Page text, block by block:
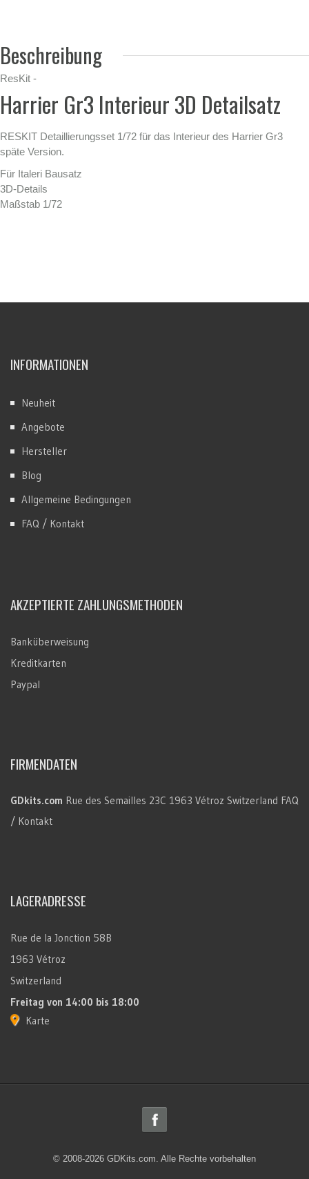
Beschreibung
ResKit -
Harrier Gr3 Interieur 3D Detailsatz
RESKIT Detaillierungsset 1/72 für das Interieur des Harrier Gr3
späte Version.
Für Italeri Bausatz
3D-Details
Maßstab 1/72
INFORMATIONEN
Neuheit
Angebote
Hersteller
Blog
Allgemeine Bedingungen
FAQ / Kontakt
AKZEPTIERTE ZAHLUNGSMETHODEN
Banküberweisung
Kreditkarten
Paypal
FIRMENDATEN
GDkits.com Rue des Semailles 23C 1963 Vétroz Switzerland FAQ
/ Kontakt
LAGERADRESSE
Rue de la Jonction 58B
1963 Vétroz
Switzerland
Freitag von 14:00 bis 18:00
Karte
© 2008-2026 GDKits.com. Alle Rechte vorbehalten